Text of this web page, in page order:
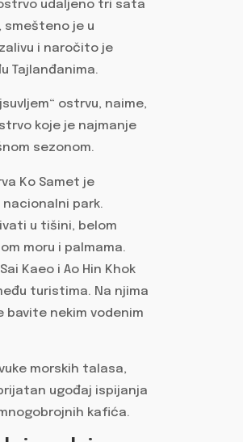
udaljeno tri sata
smešteno je u
i naročito je
Tajlanđanima.
ostrvu, naime,
koje je najmanje
sezonom.
Ko Samet je
park.
u tišini, belom
moru i palmama.
Kaeo i Ao Hin Khok
turistima. Na njima
bavite nekim vodenim
morskih talasa,
ugođaj ispijanja
kafića.